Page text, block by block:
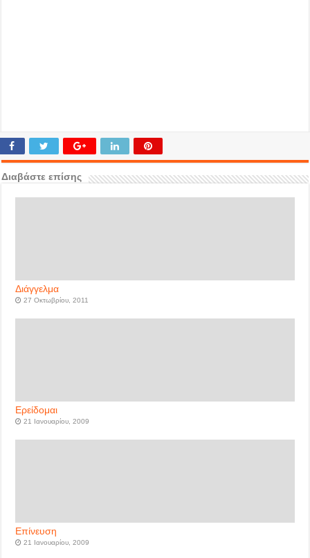
Διαβάστε επίσης
Διάγγελμα
27 Οκτωβρίου, 2011
Ερείδομαι
21 Ιανουαρίου, 2009
Επίνευση
21 Ιανουαρίου, 2009